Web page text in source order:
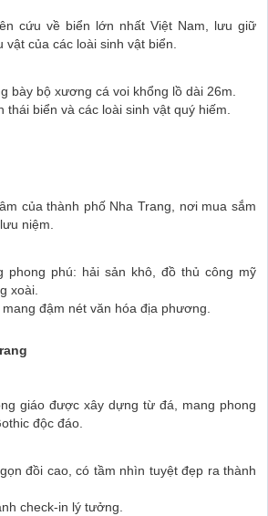
cứu về biển lớn nhất Việt Nam, lưu giữ
vật của các loài sinh vật biển.
bày bộ xương cá voi khổng lồ dài 26m.
thái biển và các loài sinh vật quý hiếm.
của thành phố Nha Trang, nơi mua sắm
niệm.
phong phú: hải sản khô, đồ thủ công mỹ
xoài.
đậm nét văn hóa địa phương.
giáo được xây dựng từ đá, mang phong
độc đáo.
đồi cao, có tầm nhìn tuyệt đẹp ra thành
check-in lý tưởng.